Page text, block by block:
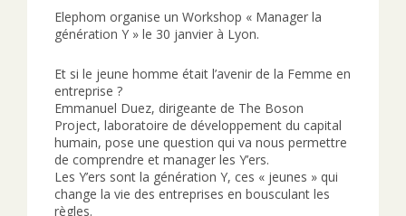
Elephom organise un Workshop « Manager la
génération Y » le 30 janvier à Lyon.
Et si le jeune homme était l’avenir de la Femme en
entreprise ?
Emmanuel Duez, dirigeante de The Boson
Project, laboratoire de développement du capital
humain, pose une question qui va nous permettre
de comprendre et manager les Y’ers.
Les Y’ers sont la génération Y, ces « jeunes » qui
change la vie des entreprises en bousculant les
règles.